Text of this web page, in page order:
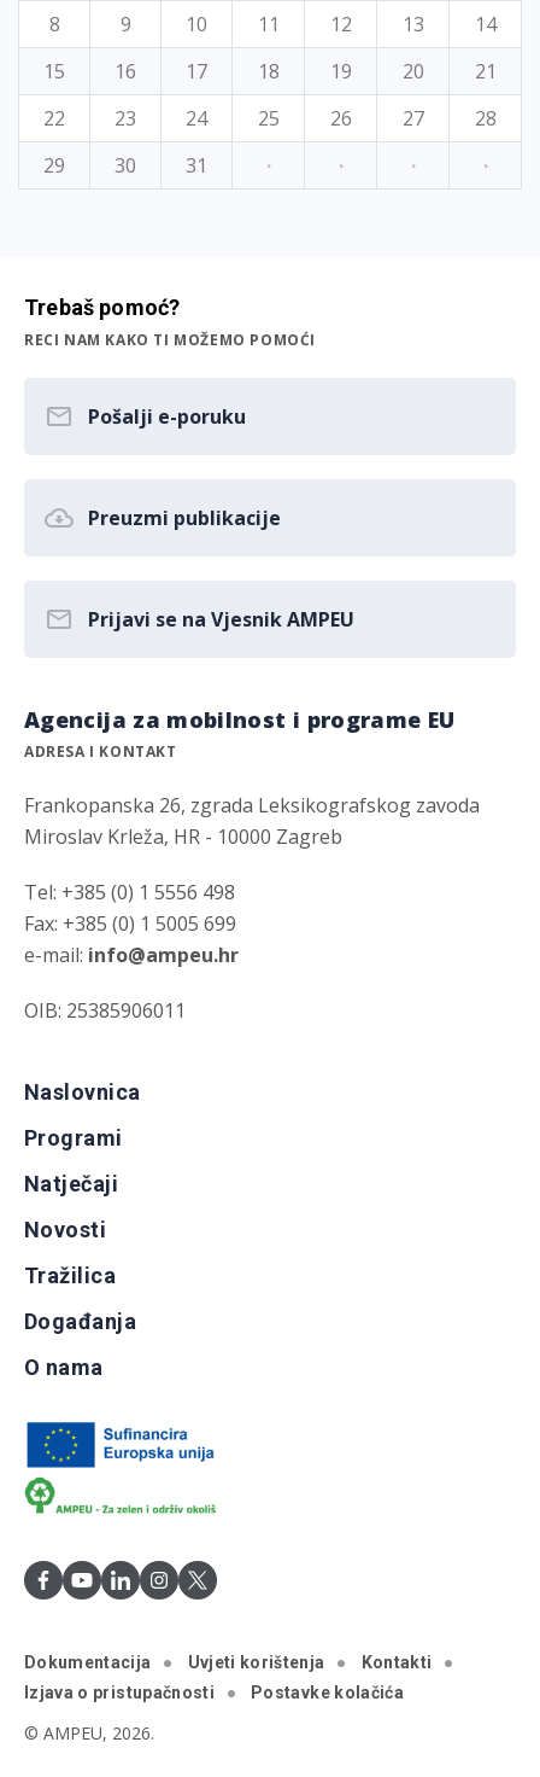
8
9 10 11 12 13
14
15
16 17 18 19 20
21
22
23 24 25 26 27
28
29
30 31 · · · ·
Trebaš pomoć?
RECI NAM KAKO TI MOŽEMO POMOĆI
Pošalji e-poruku
Preuzmi publikacije
Prijavi se na Vjesnik AMPEU
Agencija za mobilnost i programe EU
ADRESA I KONTAKT
Frankopanska 26, zgrada Leksikografskog zavoda
Miroslav Krleža, HR - 10000 Zagreb
Tel: +385 (0) 1 5556 498
Fax: +385 (0) 1 5005 699
e-mail: info@ampeu.hr
OIB: 25385906011
Naslovnica
Programi
Natječaji
Novosti
Tražilica
Događanja
O nama
Dokumentacija Uvjeti korištenja
Kontakti
Izjava o pristupačnosti
Postavke kolačića
© AMPEU, 2026.